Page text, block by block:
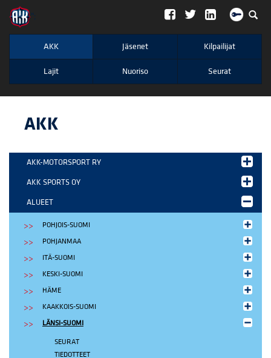
";
AKK Jäsenet Kilpailijat
Lajit Nuoriso Seurat
AKK
AKK-MOTORSPORT RY
AKK SPORTS OY
ALUEET
POHJOIS-SUOMI
POHJANMAA
ITÄ-SUOMI
KESKI-SUOMI
HÄME
KAAKKOIS-SUOMI
LÄNSI-SUOMI
SEURAT
TIEDOTTEET